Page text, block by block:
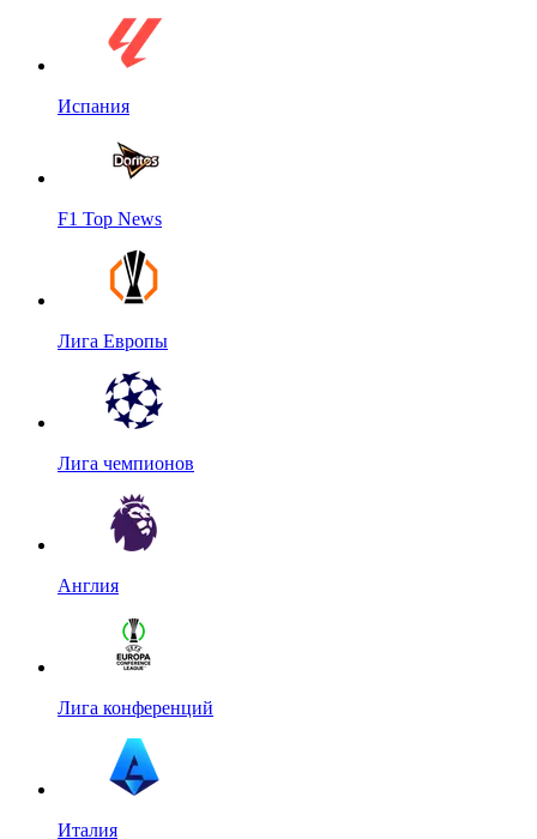
Испания
F1 Top News
Лига Европы
Лига чемпионов
Англия
Лига конференций
Италия